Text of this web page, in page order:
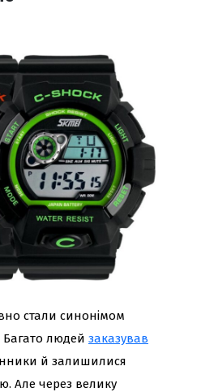
стали синонімом
Багато людей заказував
й залишилися
Але через велику